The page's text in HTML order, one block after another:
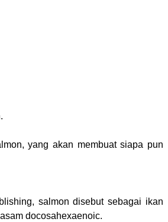
yang akan membuat siapa pun
salmon disebut sebagai ikan
docosahexaenoic.